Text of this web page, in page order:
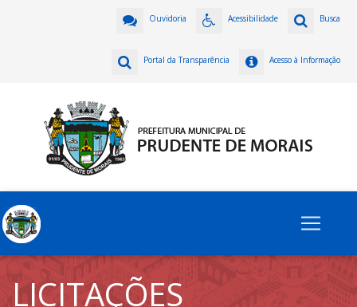
Busca
Acessibilidade
Ouvidoria
Acesso à Informação
Portal da Transparência
LICITAÇÕES